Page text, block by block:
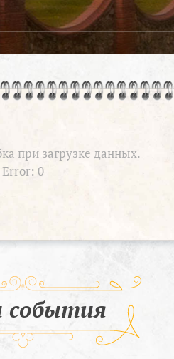
при загрузке данных.
Error: 0